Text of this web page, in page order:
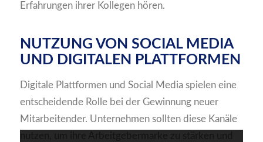
Erfahrungen ihrer Kollegen hören.
NUTZUNG VON SOCIAL MEDIA
UND DIGITALEN PLATTFORMEN
Digitale Plattformen und Social Media spielen eine
entscheidende Rolle bei der Gewinnung neuer
Mitarbeitender. Unternehmen sollten diese Kanäle